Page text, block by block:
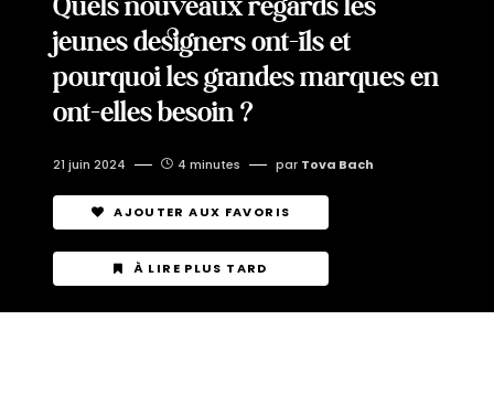
jeunes designers ont-ils et
pourquoi les grandes marques en
ont-elles besoin ?
21 juin 2024 4 minutes par Tova Bach
AJOUTER AUX FAVORIS
À LIRE PLUS TARD